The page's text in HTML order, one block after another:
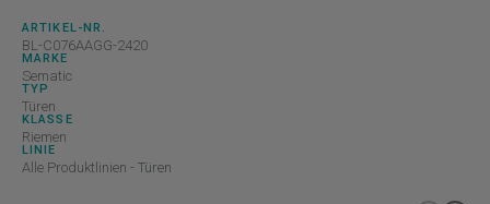
ARTIKEL-NR.
BL-C076AAGG-2420
MARKE
Sematic
TYP
Türen
KLASSE
Riemen
LINIE
Alle Produktlinien - Türen